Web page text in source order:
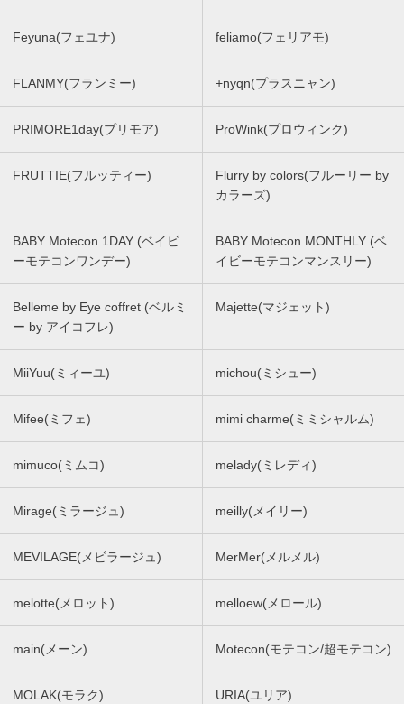
Feyuna(フェユナ) feliamo(フェリアモ)
FLANMY(フランミー) +nyqn(プラスニャン)
PRIMORE1day(プリモア) ProWink(プロウィンク)
FRUTTIE(フルッティー)
Flurry by colors(フルーリー by
カラーズ)
BABY Motecon 1DAY (ベイビ
ーモテコンワンデー)
BABY Motecon MONTHLY (ベ
イビーモテコンマンスリー)
Belleme by Eye coffret (ベルミ
ー by アイコフレ)
Majette(マジェット)
MiiYuu(ミィーユ) michou(ミシュー)
Mifee(ミフェ) mimi charme(ミミシャルム)
mimuco(ミムコ) melady(ミレディ)
Mirage(ミラージュ) meilly(メイリー)
MEVILAGE(メビラージュ) MerMer(メルメル)
melotte(メロット) melloew(メロール)
main(メーン) Motecon(モテコン/超モテコン)
MOLAK(モラク) URIA(ユリア)